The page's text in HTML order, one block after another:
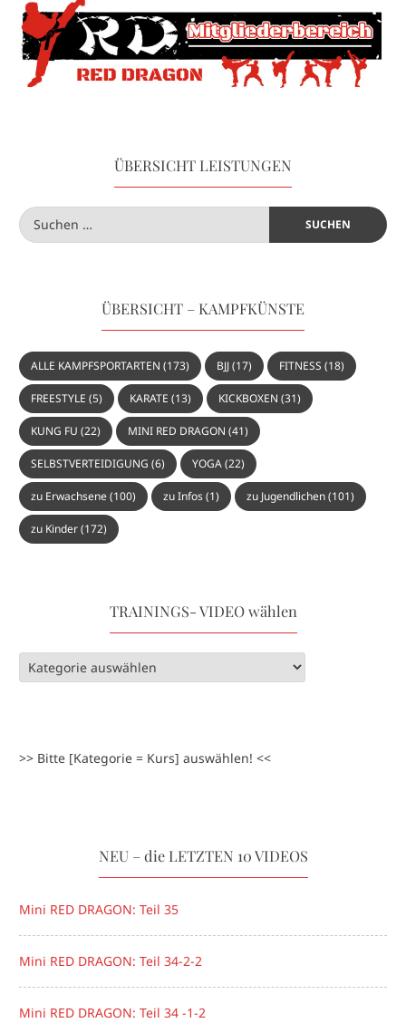
ÜBERSICHT LEISTUNGEN
ÜBERSICHT – KAMPFKÜNSTE
ALLE KAMPFSPORTARTEN (173) BJJ(17) FITNESS (18)
FREESTYLE (5) KARATE (13) KICKBOXEN (31)
KUNG FU (22) MINI RED DRAGON (41)
SELBSTVERTEIDIGUNG (6) YOGA(22)
zu Erwachsene(100) zu Infos(1) zu Jugendlichen(101)
zu Kinder(172)
TRAININGS- VIDEO wählen
>> Bitte [Kategorie = Kurs] auswählen! <<
NEU – die LETZTEN 10 VIDEOS
Mini RED DRAGON: Teil 35
Mini RED DRAGON: Teil 34-2-2
Mini RED DRAGON: Teil 34 -1-2